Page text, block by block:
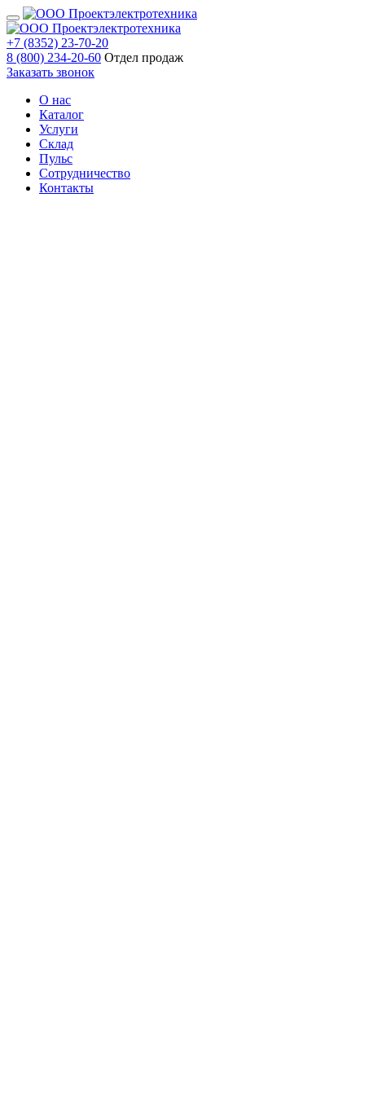
+7 (8352) 23-70-20
8 (800) 234-20-60 Отдел продаж
Заказать звонок
О нас
Каталог
Услуги
Склад
Пульс
Сотрудничество
Контакты